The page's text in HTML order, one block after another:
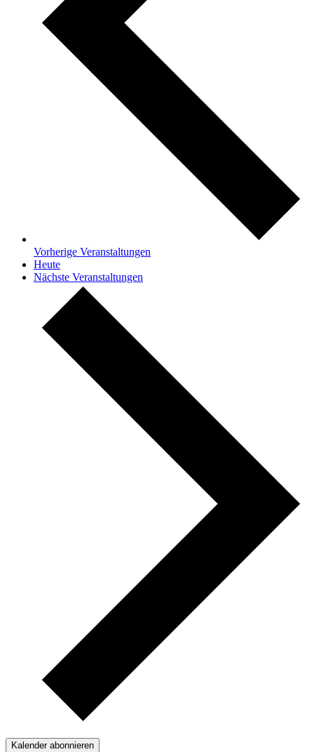
Vorherige Veranstaltungen
Heute
Nächste Veranstaltungen
Kalender abonnieren